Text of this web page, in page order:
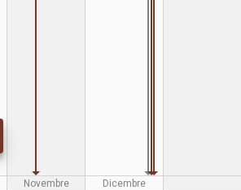
Novembre Dicembre